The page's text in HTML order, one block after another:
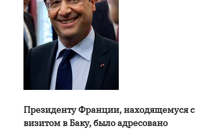
Президенту Франции, находящемуся с
визитом в Баку, было адресовано